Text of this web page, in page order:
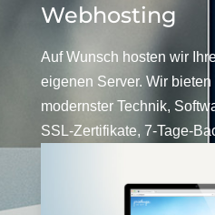
Webhosting
Auf Wunsch hosten wir
eigenen Server. Wir
modernster Technik,
SSL-Zertifikate, 7-Tage-